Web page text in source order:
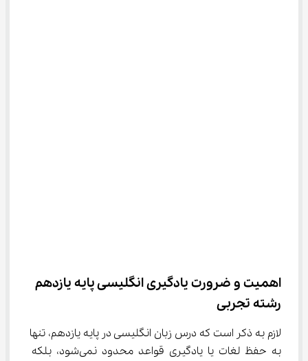
اهمیت و ضرورت یادگیری انگلیسی پایه یازدهم
رشته تجربی
لازم به ذکر است که درس زبان انگلیسی در پایه یازدهم، تنها
به حفظ لغات یا یادگیری قواعد محدود نمی‌شود، بلکه